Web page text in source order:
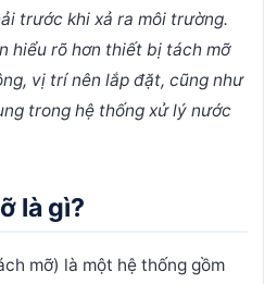
trước khi xả ra môi trường.
hiểu rõ hơn thiết bị tách mỡ
vị trí nên lắp đặt, cũng như
trong hệ thống xử lý nước
là gì?
mỡ) là một hệ thống gồm